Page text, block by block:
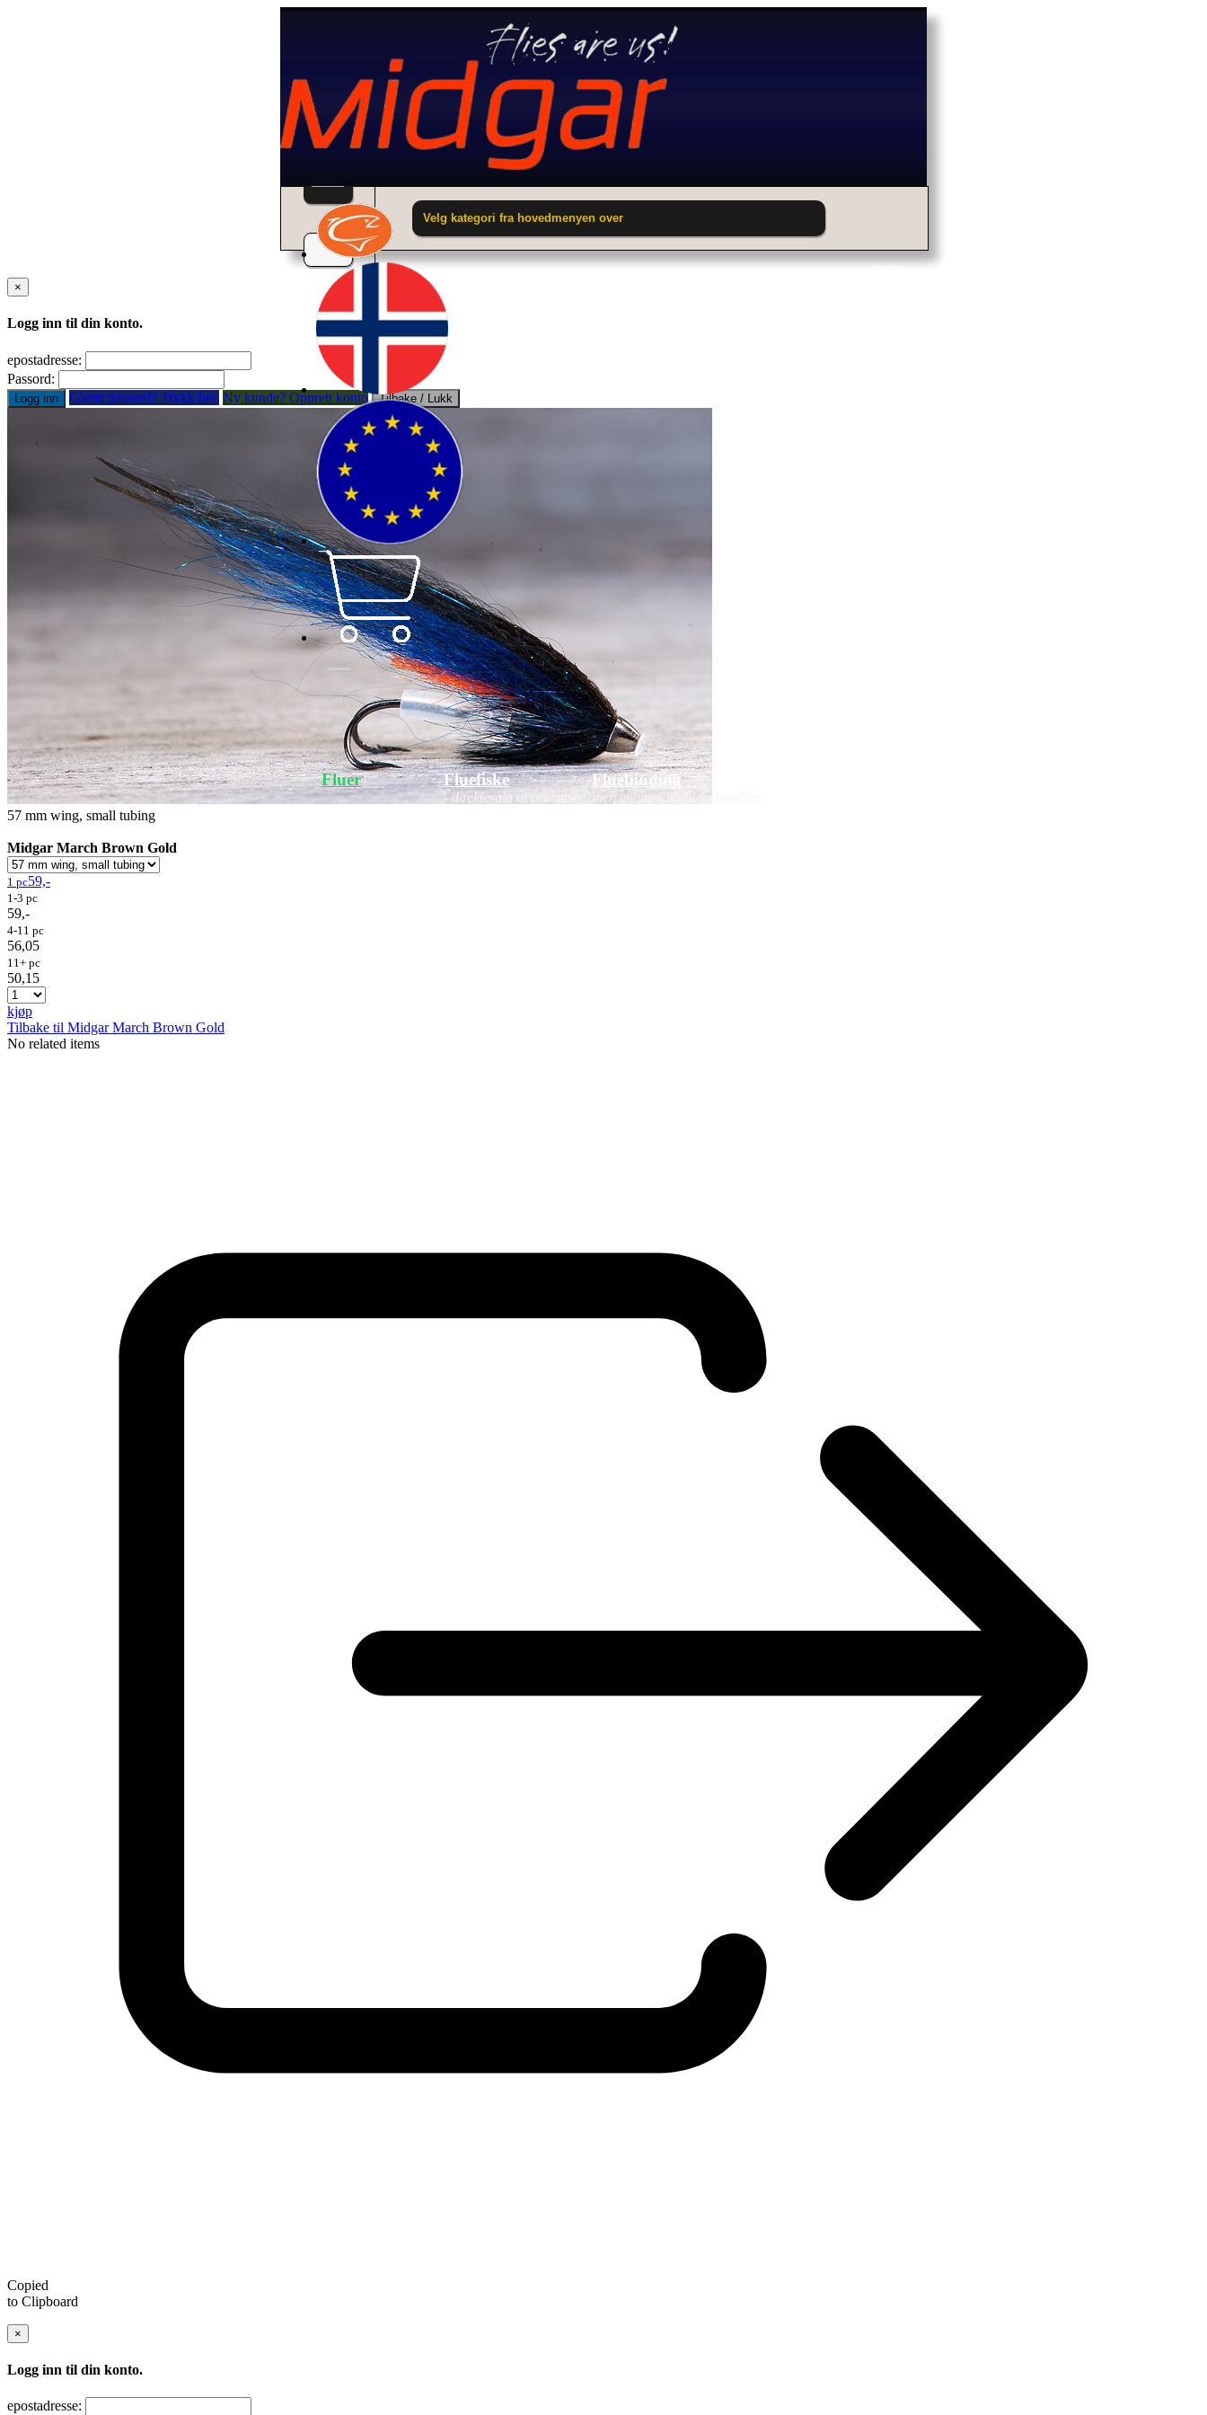
Fluer Fluefiske Fluebinding
- direktesalg til privatpersoner, engrossalg til forhandlere
Velg kategori fra hovedmenyen over
×
Logg inn til din konto.
epostadresse:
Passord:
Logg inn Glemt passord? Trykk her. Ny kunde? Opprett konto Tilbake / Lukk
57 mm wing, small tubing
Midgar March Brown Gold
1 pc59,-
1-3 pc
59,-
4-11 pc
56,05
11+ pc
50,15
kjøp
Tilbake til Midgar March Brown Gold
No related items
Copied
to Clipboard
×
Logg inn til din konto.
epostadresse: